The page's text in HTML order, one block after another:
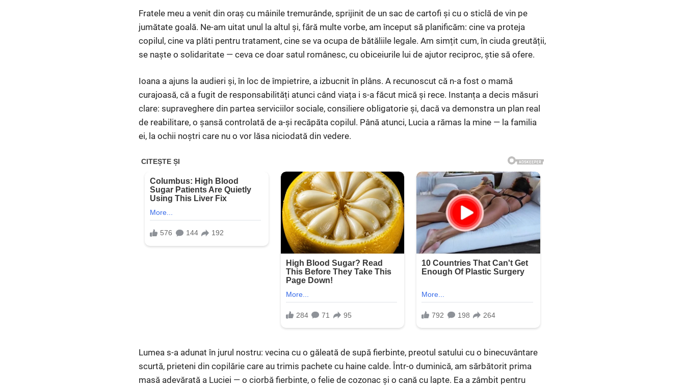
Fratele meu a venit din oraș cu mâinile tremurânde, sprijinit de un sac de cartofi și cu o sticlă de vin pe
jumătate goală. Ne-am uitat unul la altul și, fără multe vorbe, am început să planificăm: cine va proteja
copilul, cine va plăti pentru tratament, cine se va ocupa de bătăliile legale. Am simțit cum, în ciuda greutății,
se naște o solidaritate — ceva ce doar satul românesc, cu obiceiurile lui de ajutor reciproc, știe să ofere.
Ioana a ajuns la audieri și, în loc de împietrire, a izbucnit în plâns. A recunoscut că n-a fost o mamă
curajoasă, că a fugit de responsabilități atunci când viața i s-a făcut mică și rece. Instanța a decis măsuri
clare: supraveghere din partea serviciilor sociale, consiliere obligatorie și, dacă va demonstra un plan real
de reabilitare, o șansă controlată de a-și recăpăta copilul. Până atunci, Lucia a rămas la mine — la familia
ei, la ochii noștri care nu o vor lăsa niciodată din vedere.
Lumea s-a adunat în jurul nostru: vecina cu o găleată de supă fierbinte, preotul satului cu o binecuvântare
scurtă, prieteni din copilărie care au trimis pachete cu haine calde. Într-o duminică, am sărbătorit prima
masă adevărată a Luciei — o ciorbă fierbinte, o felie de cozonac și o cană cu lapte. Ea a zâmbit pentru